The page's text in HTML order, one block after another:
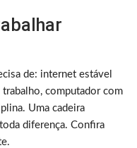
de: internet estável
computador com
Uma cadeira
diferença. Confira